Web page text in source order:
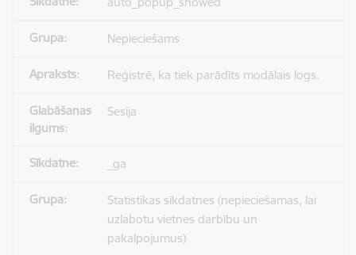
Nepieciešams
Reģistrē, ka tiek parādīts modālais logs.
Sesija
_ga
Statistikas sīkdatnes (nepieciešamas, lai
uzlabotu vietnes darbību un
pakalpojumus)